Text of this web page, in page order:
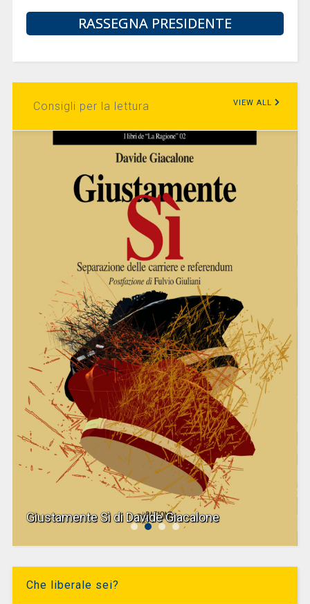
RASSEGNA PRESIDENTE
Consigli per la lettura VIEW ALL
Giustamente Sì di Davide Giacalone
Che liberale sei?